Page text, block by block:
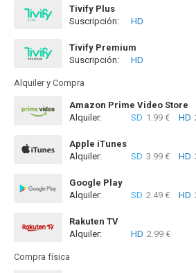
Tivify Plus
Disponible hasta el Jue, 28 Feb
Suscripción: HD
Tivify Premium
Disponible hasta el Jue, 28 Feb
Suscripción: HD
Alquiler y Compra
Amazon Prime Video Store
Alquiler:
SD 1.99 € HD
Apple iTunes
Alquiler:
SD 3.99 € HD
Google Play
Alquiler:
SD 2.49 € HD
Rakuten TV
Alquiler:
HD 2.99 €
Compra física